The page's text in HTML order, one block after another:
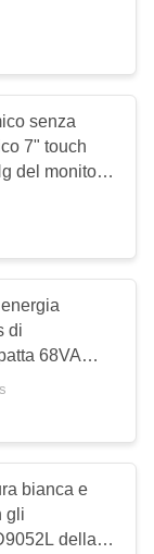
15
6.5inch
senza
7" touch
del monitor
di
68VA
del
bianca e
gli
della